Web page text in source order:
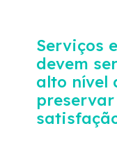
Serviços
devem
alto nível